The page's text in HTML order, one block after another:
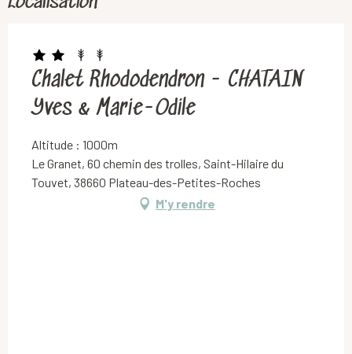
Chalet Rhododendron - CHATAIN
Yves & Marie-Odile
Altitude : 1000m
Le Granet, 60 chemin des trolles, Saint-Hilaire du
Touvet, 38660 Plateau-des-Petites-Roches
M'y rendre